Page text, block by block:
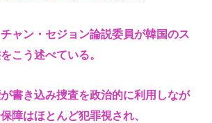
ャン・セジョン論説委員が韓国のス
こう述べている。
書き込み捜査を政治的に利用しなが
障はほとんど犯罪視され、